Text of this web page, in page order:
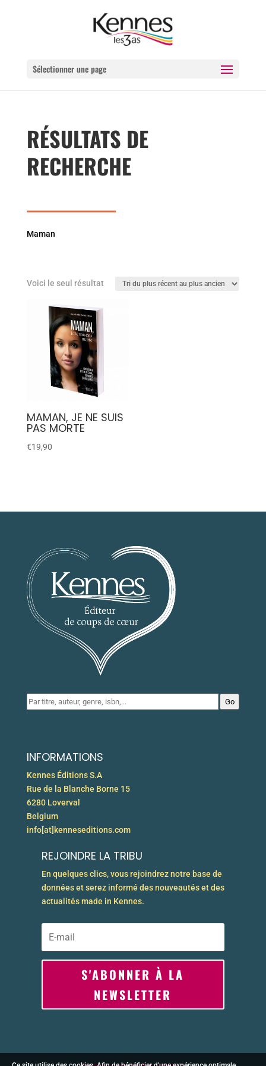
Sélectionner une page
RÉSULTATS DE
RECHERCHE
Maman
Voici le seul résultat
MAMAN, JE NE SUIS
PAS MORTE
€19,90
Go
INFORMATIONS
Kennes Éditions S.A
Rue de la Blanche Borne 15
6280 Loverval
Belgium
info[at]kenneseditions.com
REJOINDRE LA TRIBU
En quelques clics, vous rejoindrez notre base de
données et serez informé des nouveautés et des
actualités made in Kennes.
S'ABONNER À LA
NEWSLETTER